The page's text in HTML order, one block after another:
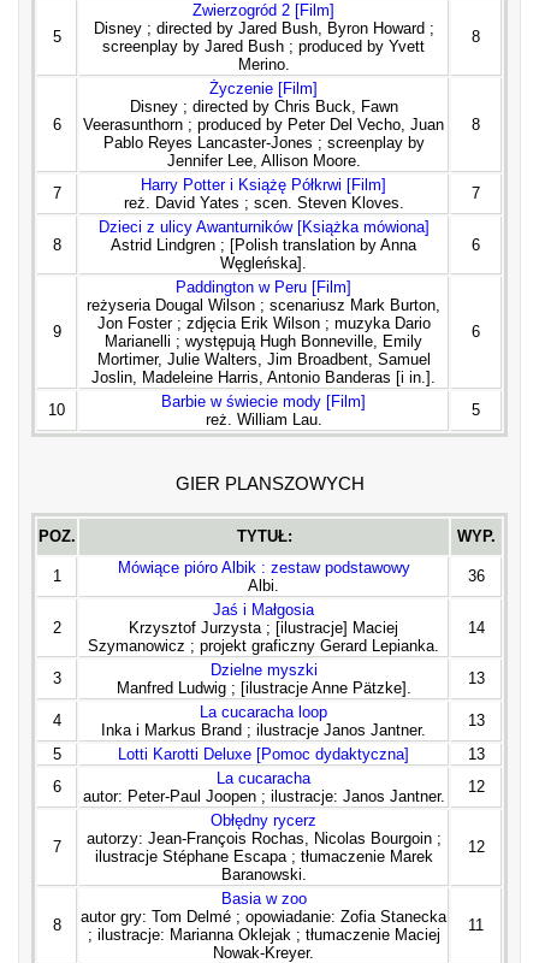
5
Zwierzogród 2 [Film]
Disney ; directed by Jared Bush, Byron Howard ;
screenplay by Jared Bush ; produced by Yvett
Merino.
8
6
Życzenie [Film]
Disney ; directed by Chris Buck, Fawn
Veerasunthorn ; produced by Peter Del Vecho, Juan
Pablo Reyes Lancaster-Jones ; screenplay by
Jennifer Lee, Allison Moore.
8
7
Harry Potter i Książę Półkrwi [Film]
reż. David Yates ; scen. Steven Kloves.
7
8
Dzieci z ulicy Awanturników [Książka mówiona]
Astrid Lindgren ; [Polish translation by Anna
Węgleńska].
6
9
Paddington w Peru [Film]
reżyseria Dougal Wilson ; scenariusz Mark Burton,
Jon Foster ; zdjęcia Erik Wilson ; muzyka Dario
Marianelli ; występują Hugh Bonneville, Emily
Mortimer, Julie Walters, Jim Broadbent, Samuel
Joslin, Madeleine Harris, Antonio Banderas [i in.].
6
10
Barbie w świecie mody [Film]
reż. William Lau.
5
GIER PLANSZOWYCH
POZ. TYTUŁ: WYP.
1
Mówiące pióro Albik : zestaw podstawowy
Albi.
36
2
Jaś i Małgosia
Krzysztof Jurzysta ; [ilustracje] Maciej
Szymanowicz ; projekt graficzny Gerard Lepianka.
14
3
Dzielne myszki
Manfred Ludwig ; [ilustracje Anne Pätzke].
13
4
La cucaracha loop
Inka i Markus Brand ; ilustracje Janos Jantner.
13
5
Lotti Karotti Deluxe [Pomoc dydaktyczna]
13
6
La cucaracha
autor: Peter-Paul Joopen ; ilustracje: Janos Jantner.
12
7
Obłędny rycerz
autorzy: Jean-François Rochas, Nicolas Bourgoin ;
ilustracje Stéphane Escapa ; tłumaczenie Marek
Baranowski.
12
8
Basia w zoo
autor gry: Tom Delmé ; opowiadanie: Zofia Stanecka
; ilustracje: Marianna Oklejak ; tłumaczenie Maciej
Nowak-Kreyer.
11